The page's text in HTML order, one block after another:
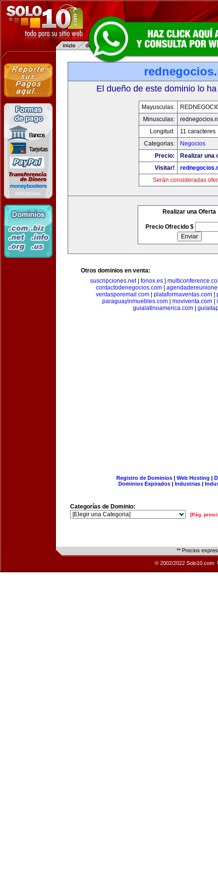
El dueño de este dominio lo
Mayusculas:
Minusculas:
Longitud:
11 caracteres
Categorias:
Negocios
Precio:
Realizar una
Visitar!
Serán consideradas
Realizar una Oferta
Precio Ofrecido $
Otros dominios en venta:
suscripciones.net| fonox.es
contactodenegocios.com|
ventasporemail.com| plataformaventas.com|
paraguayinmuebles.com| moviventa.com|
guialatinoamerica.com|
Registro de Dominios| Web Hosting |
Dominios Expirados | Industrias |
Categorías de Dominio:
[Pág.
** Precios
© 2002/2022 Solo10.com